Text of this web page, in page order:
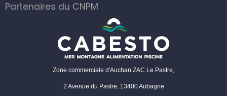
Partenaires du CNPM
Zone commerciale d'Auchan ZAC Le Pastre,
2 Avenue du Pastre, 13400 Aubagne